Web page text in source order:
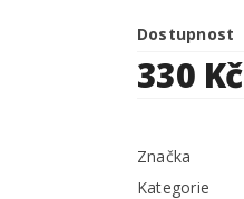
Dostupnost
330 Kč
Značka
Kategorie